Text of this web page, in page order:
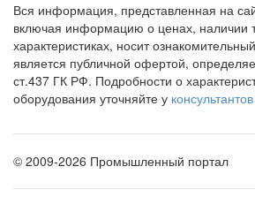
Вся информация, представленная на
включая информацию о ценах, наличии
характеристиках, носит
является публичной офертой,
ст.437 ГК РФ. Подробности о
оборудования уточняйте у
© 2009-2026 Промышленный портал